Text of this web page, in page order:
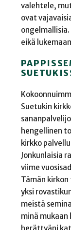
valehtele,
ovat
ongelmallisia.
eikä
Suetukin
hengellinen
kirkko
Jonkunlaisia
viime
Tämän kirkon
yksi
meistä
minä mukaan